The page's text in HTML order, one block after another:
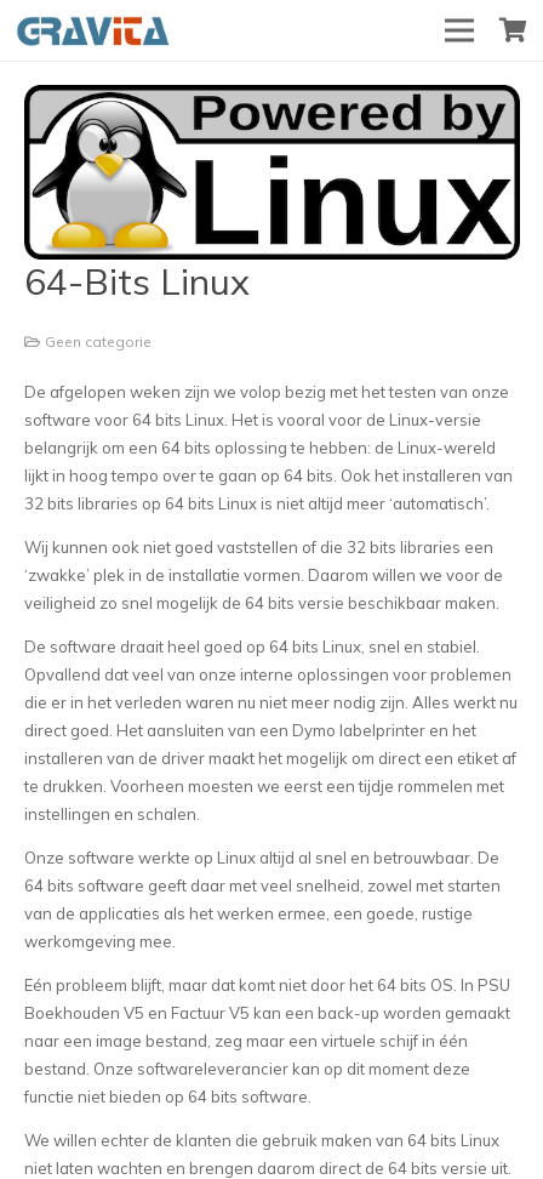
64-Bits Linux
Geen categorie
De afgelopen weken zijn we volop bezig met het testen van onze
software voor 64 bits Linux. Het is vooral voor de Linux-versie
belangrijk om een 64 bits oplossing te hebben: de Linux-wereld
lijkt in hoog tempo over te gaan op 64 bits. Ook het installeren van
32 bits libraries op 64 bits Linux is niet altijd meer ‘automatisch’.
Wij kunnen ook niet goed vaststellen of die 32 bits libraries een
‘zwakke’ plek in de installatie vormen. Daarom willen we voor de
veiligheid zo snel mogelijk de 64 bits versie beschikbaar maken.
De software draait heel goed op 64 bits Linux, snel en stabiel.
Opvallend dat veel van onze interne oplossingen voor problemen
die er in het verleden waren nu niet meer nodig zijn. Alles werkt nu
direct goed. Het aansluiten van een Dymo labelprinter en het
installeren van de driver maakt het mogelijk om direct een etiket af
te drukken. Voorheen moesten we eerst een tijdje rommelen met
instellingen en schalen.
Onze software werkte op Linux altijd al snel en betrouwbaar. De
64 bits software geeft daar met veel snelheid, zowel met starten
van de applicaties als het werken ermee, een goede, rustige
werkomgeving mee.
Eén probleem blijft, maar dat komt niet door het 64 bits OS. In PSU
Boekhouden V5 en Factuur V5 kan een back-up worden gemaakt
naar een image bestand, zeg maar een virtuele schijf in één
bestand. Onze softwareleverancier kan op dit moment deze
functie niet bieden op 64 bits software.
We willen echter de klanten die gebruik maken van 64 bits Linux
niet laten wachten en brengen daarom direct de 64 bits versie uit.